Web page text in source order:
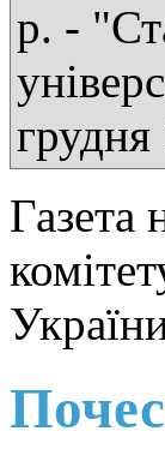
р. -